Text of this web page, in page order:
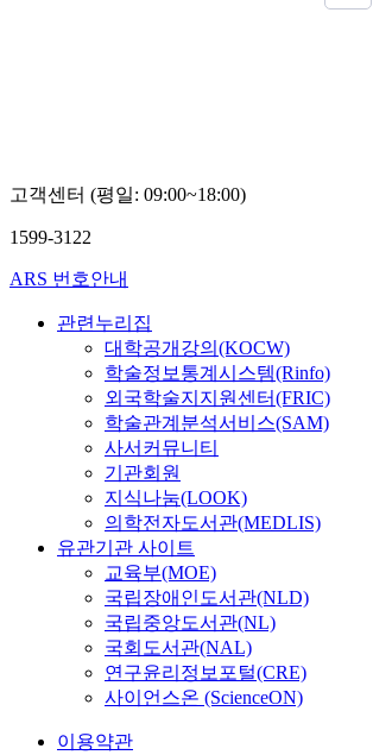
고객센터 (평일: 09:00~18:00)
1599-3122
ARS 번호안내
관련누리집
대학공개강의(KOCW)
학술정보통계시스템(Rinfo)
외국학술지지원센터(FRIC)
학술관계분석서비스(SAM)
사서커뮤니티
기관회원
지식나눔(LOOK)
의학전자도서관(MEDLIS)
유관기관 사이트
교육부(MOE)
국립장애인도서관(NLD)
국립중앙도서관(NL)
국회도서관(NAL)
연구윤리정보포털(CRE)
사이언스온 (ScienceON)
이용약관